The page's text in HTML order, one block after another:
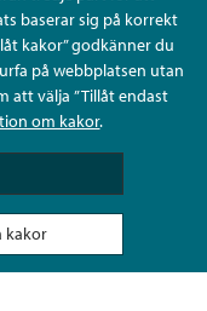
baserar sig på korrekt
kakor” godkänner du
på webbplatsen utan
att välja ”Tillåt endast
om kakor.
kakor